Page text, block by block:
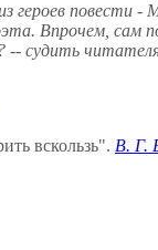
героев повести
Впрочем,
-- судить
вскользь". В. Г.